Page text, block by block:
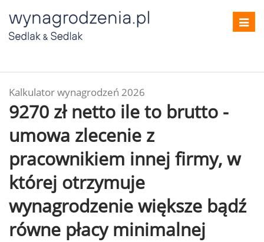
Kalkulator wynagrodzeń 2026
9270 zł netto ile to brutto -
umowa zlecenie z
pracownikiem innej firmy, w
której otrzymuje
wynagrodzenie większe bądź
równe płacy minimalnej